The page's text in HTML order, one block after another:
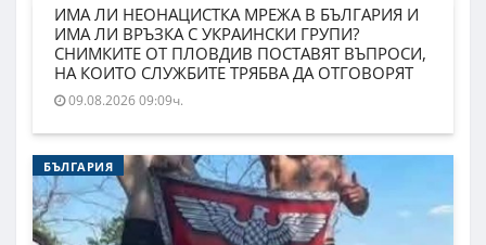
ИМА ЛИ НЕОНАЦИСТКА МРЕЖА В БЪЛГАРИЯ И
ИМА ЛИ ВРЪЗКА С УКРАИНСКИ ГРУПИ?
СНИМКИТЕ ОТ ПЛОВДИВ ПОСТАВЯТ ВЪПРОСИ,
НА КОИТО СЛУЖБИТЕ ТРЯБВА ДА ОТГОВОРЯТ
09.08.2026 09:09ч.
БЪЛГАРИЯ